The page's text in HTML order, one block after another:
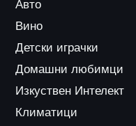
Авто
Вино
Детски играчки
Домашни любимци
Изкуствен Интелект
Климатици